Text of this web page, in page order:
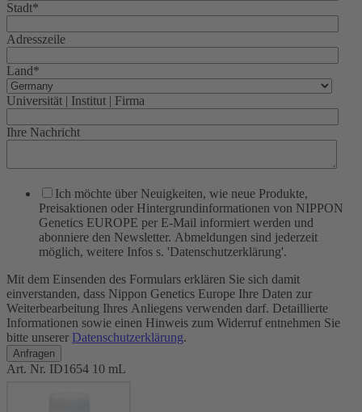
Stadt*
Adresszeile
Land*
Universität | Institut | Firma
Ihre Nachricht
Ich möchte über Neuigkeiten, wie neue Produkte,
Preisaktionen oder Hintergrundinformationen von NIPPON
Genetics EUROPE per E-Mail informiert werden und
abonniere den Newsletter. Abmeldungen sind jederzeit
möglich, weitere Infos s. 'Datenschutzerklärung'.
Mit dem Einsenden des Formulars erklären Sie sich damit
einverstanden, dass Nippon Genetics Europe Ihre Daten zur
Weiterbearbeitung Ihres Anliegens verwenden darf. Detaillierte
Informationen sowie einen Hinweis zum Widerruf entnehmen Sie
bitte unserer Datenschutzerklärung.
Art. Nr. ID1654 10 mL